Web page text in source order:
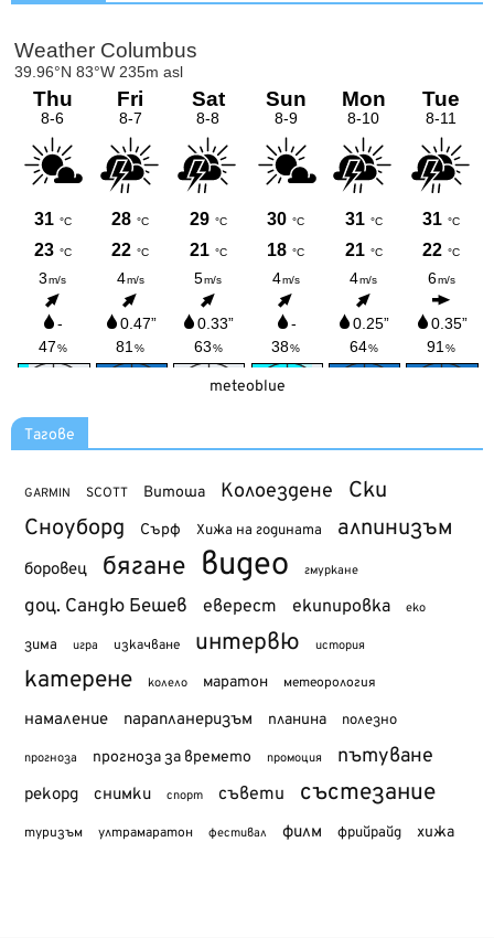
meteoblue
Тагове
GARMIN SCOTT Витоша Колоездене Ски
Сноуборд Сърф Хижа на годината алпинизъм
боровец бягане видео гмуркане
доц. Сандю Бешев еверест екипировка еко
зима игра изкачване интервю история
катерене колело маратон метеорология
намаление парапланеризъм планина полезно
прогноза прогноза за времето промоция пътуване
рекорд снимки спорт съвети състезание
туризъм ултрамаратон фестивал филм фрийрайд хижа